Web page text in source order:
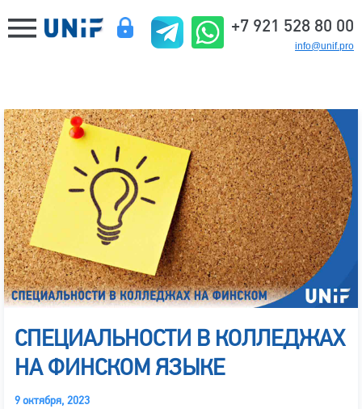
+7 921 528 80 00
info@unif.pro
СПЕЦИАЛЬНОСТИ В КОЛЛЕДЖАХ
НА ФИНСКОМ ЯЗЫКЕ
9 октября, 2023